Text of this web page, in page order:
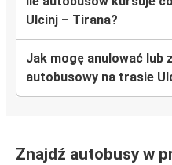
Ulcinj – Tirana?
Jak mogę anulować lub
autobusowy na trasie
Znajdź autobusy w